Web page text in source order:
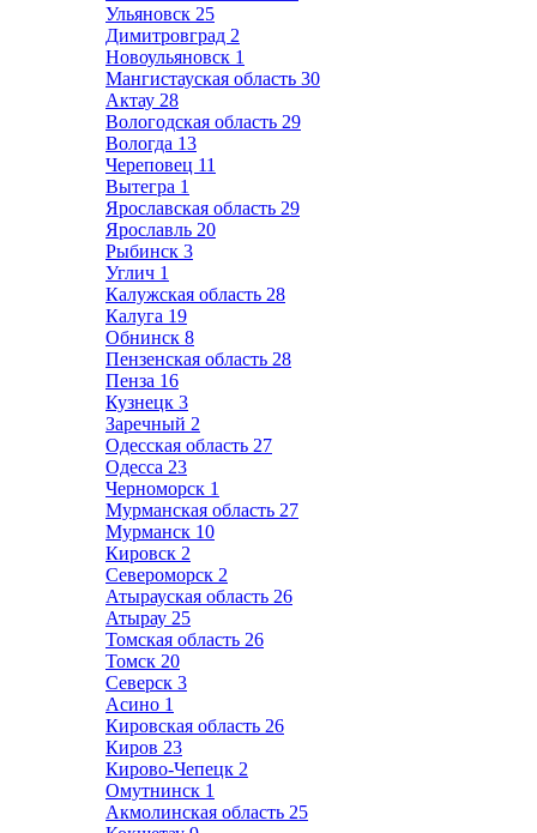
Ульяновск 25
Димитровград 2
Новоульяновск 1
Мангистауская область 30
Актау 28
Вологодская область 29
Вологда 13
Череповец 11
Вытегра 1
Ярославская область 29
Ярославль 20
Рыбинск 3
Углич 1
Калужская область 28
Калуга 19
Обнинск 8
Пензенская область 28
Пенза 16
Кузнецк 3
Заречный 2
Одесская область 27
Одесса 23
Черноморск 1
Мурманская область 27
Мурманск 10
Кировск 2
Североморск 2
Атырауская область 26
Атырау 25
Томская область 26
Томск 20
Северск 3
Асино 1
Кировская область 26
Киров 23
Кирово-Чепецк 2
Омутнинск 1
Акмолинская область 25